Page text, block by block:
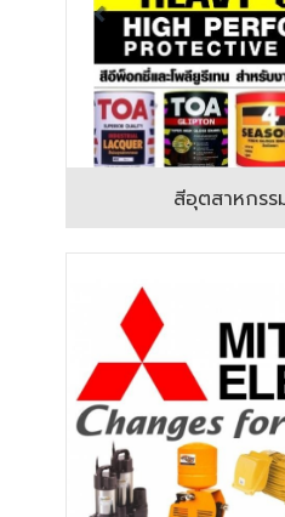
สีอุตสาหกรร